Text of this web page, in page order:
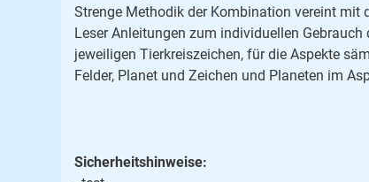
Strenge Methodik der Kombination vereint mit
Leser Anleitungen zum individuellen
jeweiligen Tierkreiszeichen, für die Aspekte
Felder, Planet und Zeichen und Planeten im
Sicherheitshinweise: